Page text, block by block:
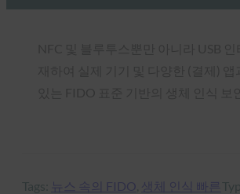
Tags: 뉴스 속의 FIDO 생체 인식 빠른